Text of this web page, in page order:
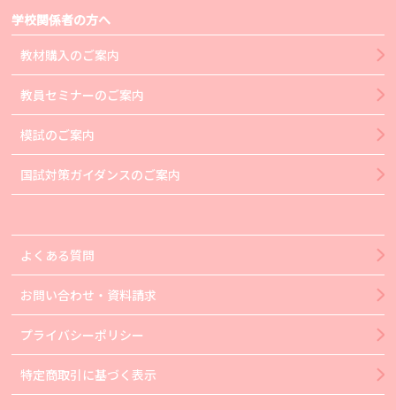
学校関係者の方へ
教材購入のご案内
教員セミナーのご案内
模試のご案内
国試対策ガイダンスのご案内
よくある質問
お問い合わせ・資料請求
プライバシーポリシー
特定商取引に基づく表示